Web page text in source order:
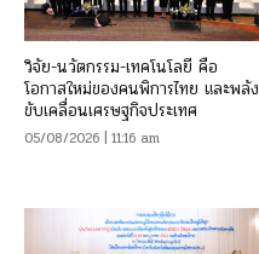
วิจัย-นวัตกรรม-เทคโนโลยี คือ
โอกาสใหม่ของคนพิการไทย และพลัง
ขับเคลื่อนเศรษฐกิจประเทศ
05/08/2026 | 11:16 am